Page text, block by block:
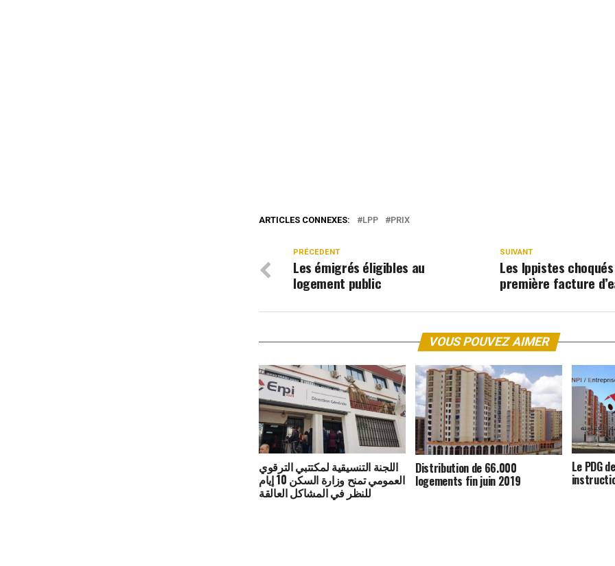
ARTICLES CONNEXES: LPP PRIX
SUIVANT
Les lppistes
première facture
PRÉCEDENT
Les émigrés éligibles au
logement public
VOUS POUVEZ AIMER
اللجنة التنسيقية لمكتتبي الترقوي
العمومي تمنح وزارة السكن 10 إيام
للنظر في المشاكل العالقة
Distribution de 66.000
logements fin juin 2019
Le PDG